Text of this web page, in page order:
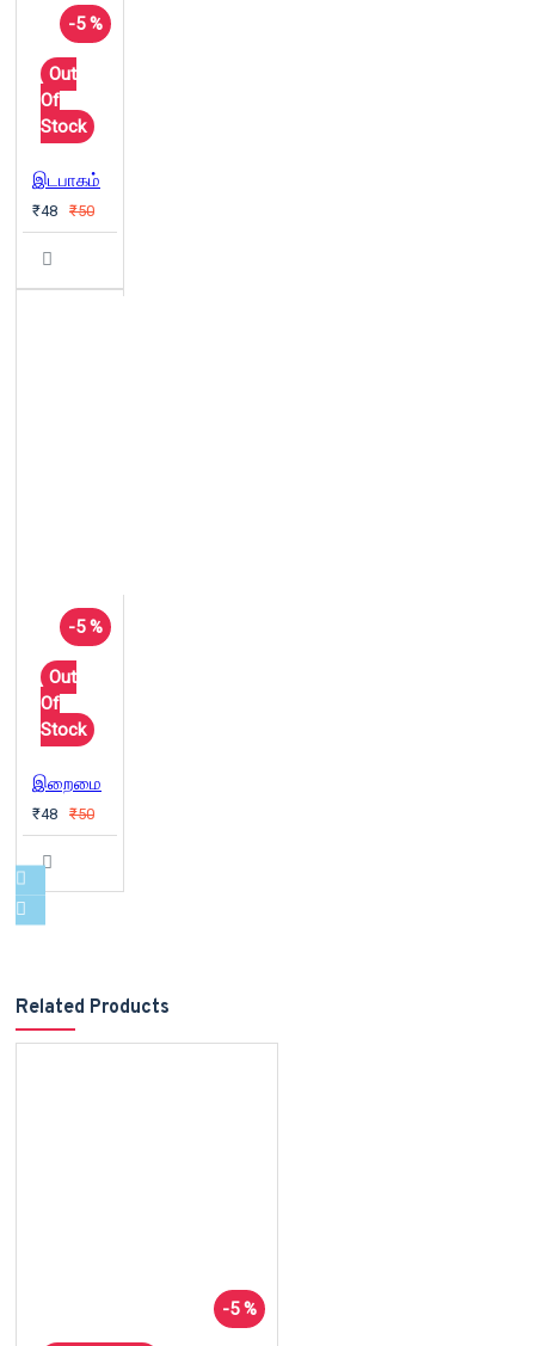
-5 %
Out
Of
Stock
இடபாகம்
₹48 ₹50
-5 %
Out
Of
Stock
இறைமை
₹48 ₹50
Related Products
-5 %